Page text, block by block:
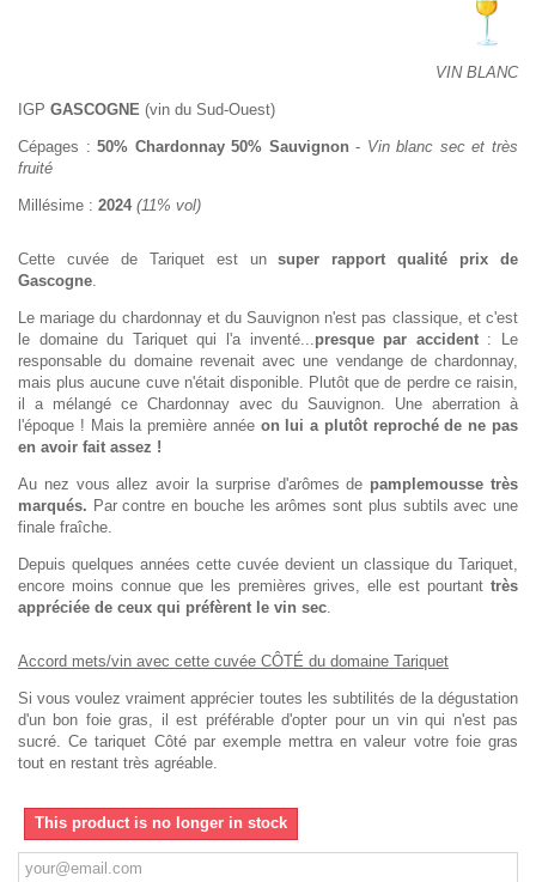
VIN BLANC
IGP GASCOGNE (vin du Sud-Ouest)
Cépages :50% Chardonnay 50% Sauvignon - Vin blanc sec et très
fruité
Millésime : 2024 (11% vol)
Cette cuvée de Tariquet est unsuper rapport qualité prix de
Gascogne
Le mariage du chardonnay et du Sauvignon n'est pas classique, et c'est
le domaine du Tariquet qui l'a inventé... presque par accident: Le
responsable du domaine revenait avec une vendange de chardonnay,
mais plus aucune cuve n'était disponible. Plutôt que de perdre ce raisin,
il a mélangé ce Chardonnay avec du Sauvignon. Une aberration à
l'époque ! Mais la première année on lui a plutôt reproché de ne pas
en avoir fait assez !
Au nez vous allez avoir la surprise d'arômes de pamplemousse très
marqués. Par contre en bouche les arômes sont plus subtils avec une
finale fraîche.
Depuis quelques années cette cuvée devient un classique du Tariquet,
encore moins connue que les premières grives, elle est pourtant très
appréciée de ceux qui préfèrent le vin sec
Accord mets/vin avec cette cuvée CÔTÉ du domaine Tariquet
Si vous voulez vraiment apprécier toutes les subtilités de la dégustation
d'un bon foie gras, il est préférable d'opter pour un vin qui n'est pas
sucré. Ce tariquet Côté par exemple mettra en valeur votre foie gras
tout en restant très agréable.
This product is no longer in stock